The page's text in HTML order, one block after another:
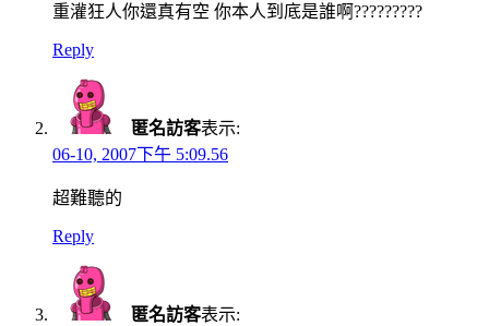
重灌狂人你還真有空 你本人到底是誰啊?????????
Reply
匿名訪客表示:
06-10, 2007下午 5:09.56
超難聽的
Reply
匿名訪客表示: